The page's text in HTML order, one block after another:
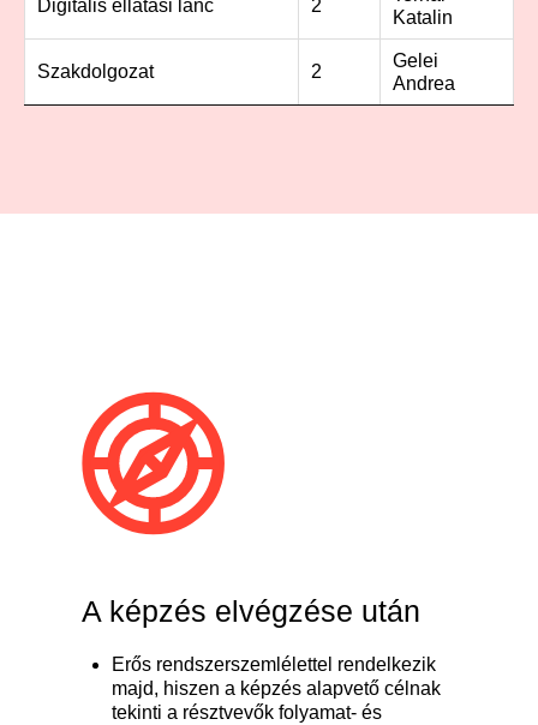
Digitális ellátási lánc 2
Katalin
Szakdolgozat 2
Gelei
Andrea
A képzés elvégzése után
Erős rendszerszemlélettel rendelkezik
majd, hiszen a képzés alapvető célnak
tekinti a résztvevők folyamat- és